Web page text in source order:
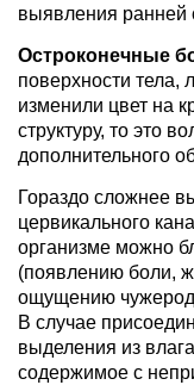
выявления ранней
Остроконечные
поверхности тела,
изменили цвет на
структуру, то это
дополнительного
Гораздо сложнее
цервикального
организме можно
(появлению боли,
ощущению
В случае
выделения из
содержимое с